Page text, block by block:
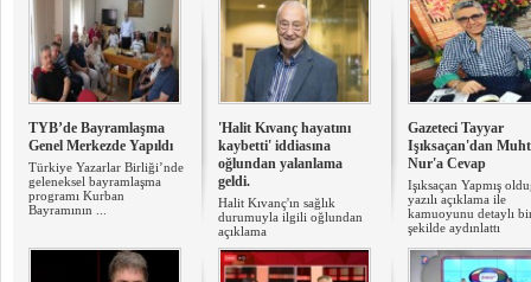
TYB’de Bayramlaşma
Genel Merkezde Yapıldı
Türkiye Yazarlar Birliği’nde
geleneksel bayramlaşma
programı Kurban
Bayramının ...
'Halit Kıvanç hayatını
kaybetti' iddiasına
oğlundan yalanlama
geldi.
Halit Kıvanç'ın sağlık
durumuyla ilgili oğlundan
açıklama
Gazeteci Tayyar
Işıksaçan'dan
Nur'a Cevap
Işıksaçan Yapmış
yazılı açıklama ile
kamuoyunu detaylı
şekilde aydınlattı